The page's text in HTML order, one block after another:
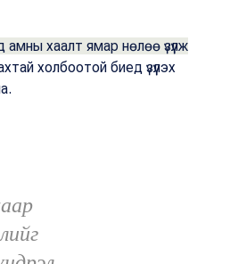
хаалт ямар нөлөө үзүүлж
холбоотой биед үзүүлэх